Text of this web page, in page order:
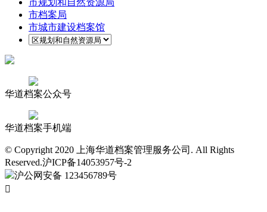
市规划和自然资源局
市档案局
市城市建设档案馆
华道档案公众号
华道档案手机端
© Copyright 2020 上海华道档案管理服务公司. All Rights
Reserved.沪ICP备14053957号-2
沪公网安备 123456789号
